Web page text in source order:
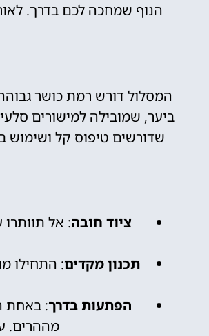
הנוף שמחכה לכם בדרך.
המסלול דורש רמת כושר
ביער, שמובילה למישורים
שדורשים טיפוס קל
ציוד חובה: אל תוותרו
תכנון מקדים: התחילו
הפתעות בדרך: באחת
מההרים.